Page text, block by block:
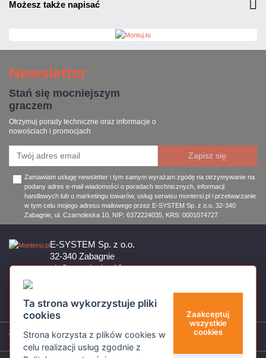
możesz także napisać
Newsletter
Stań się mocniejszym
graczem
Otrzymuj porady techniczne oraz informacje o
nowościach i promocjach
Zamawiam usługę newsletter i tym samym wyrażam zgodę na otrzymywanie na
podany adres e-mail wiadomości o poradach technicznych, informacji
handlowych lub o marketingu towarów, usług serwisu montersi.pl i przetwarzanie
w tym celu mojego adresu mailowego przez E-SYSTEM Sp. z o.o. 32-340
Zabagnie, ul. Czarnoleska 10, NIP: 6372224035, KRS: 0001074727
E-SYSTEM Sp. z o.o.
32-340 Zabagnie
ul. Czarnoleska 10
sklep@montersi.pl
Wsparcie
Ta strona wykorzystuje pliki
cookies
Strona korzysta z plików cookies w
celu realizacji usług zgodnie z
Zaakceptuj
wszystkie
cookies